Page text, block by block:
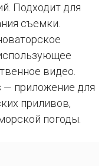
Подходит для
съемки.
видео.
— приложение для
приливов,
погоды.